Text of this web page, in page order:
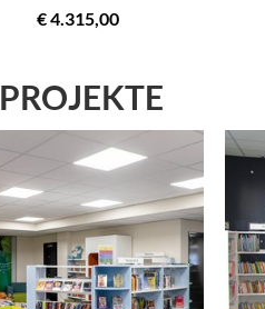
€ 4.315,00